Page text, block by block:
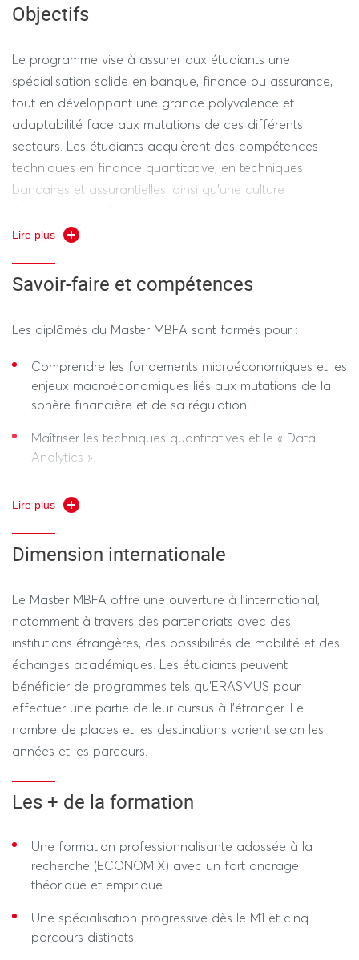
Objectifs
Le programme vise à assurer aux étudiants une
spécialisation solide en banque, finance ou assurance,
tout en développant une grande polyvalence et
adaptabilité face aux mutations de ces différents
secteurs. Les étudiants acquièrent des compétences
techniques en finance quantitative, en techniques
bancaires et assurantielles, ainsi qu'une culture
économique et financière.
Lire plus
Savoir-faire et compétences
Les diplômés du Master MBFA sont formés pour :
Comprendre les fondements microéconomiques et les
enjeux macroéconomiques liés aux mutations de la
sphère financière et de sa régulation.
Maîtriser les techniques quantitatives et le « Data
Analytics ».
acteurs, produits et marchés financiers.
assurantiels.
S'adapter et maîtriser un environnement financier et
réglementaire en constante évolution.
Gérer la clientèle professionnelle et l’évaluation des
entreprises.
Lire plus
Dimension internationale
Le Master MBFA offre une ouverture à l’international,
notamment à travers des partenariats avec des
institutions étrangères, des possibilités de mobilité et des
échanges académiques. Les étudiants peuvent
bénéficier de programmes tels qu’ERASMUS pour
effectuer une partie de leur cursus à l’étranger. Le
nombre de places et les destinations varient selon les
années et les parcours.
Les + de la formation
Une formation professionnalisante adossée à la
recherche (ECONOMIX) avec un fort ancrage
théorique et empirique.
Une spécialisation progressive dès le M1 et cinq
parcours distincts.